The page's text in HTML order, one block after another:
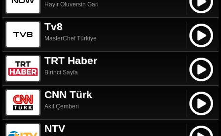
Hayır Oluversin Gari
Tv8
MasterChef Türkiye
TRT Haber
Birinci Sayfa
CNN Türk
Akıl Çemberi
NTV